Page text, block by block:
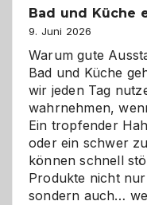
Bad und Küche
9. Juni 2026
Warum gute
Bad und Küche
wir jeden Tag
wahrnehmen,
Ein tropfender
oder ein schwer
können schnell
Produkte nicht
sondern auch…